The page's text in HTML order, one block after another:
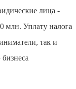
лица -
млн. Уплату налога
так и